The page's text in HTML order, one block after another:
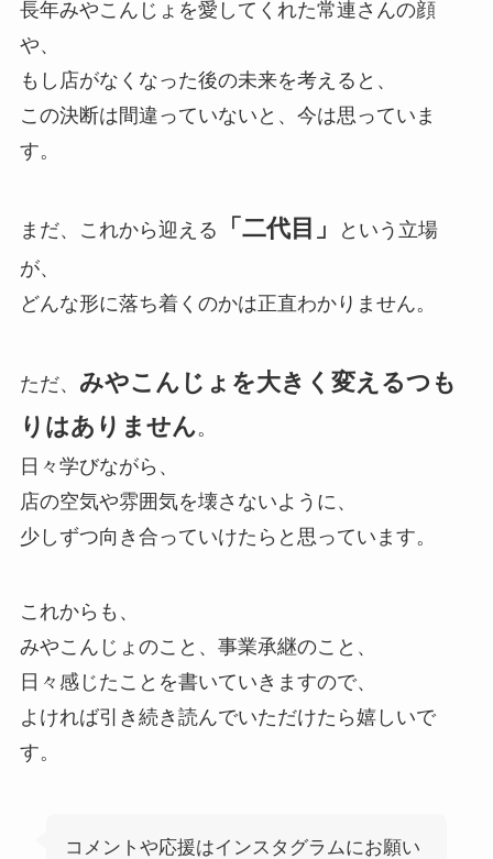
長年みやこんじょを愛してくれた常連さんの顔
や、
もし店がなくなった後の未来を考えると、
この決断は間違っていないと、今は思っていま
す。
まだ、これから迎える 「二代目」
という立場
が、
どんな形に落ち着くのかは正直わかりません。
ただ、 みやこんじょを大きく変えるつも
りはありません。
日々学びながら、
店の空気や雰囲気を壊さないように、
少しずつ向き合っていけたらと思っています。
これからも、
みやこんじょのこと、事業承継のこと、
日々感じたことを書いていきますので、
よければ引き続き読んでいただけたら嬉しいで
す。
コメントや応援はインスタグラムにお願い